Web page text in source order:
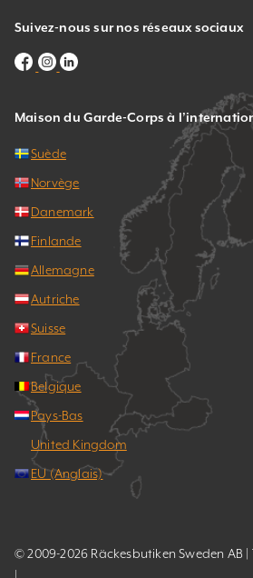
Suivez-nous sur nos réseaux sociaux
Maison du Garde-Corps à
Suède
Norvège
Danemark
Finlande
Allemagne
Autriche
Suisse
France
Belgique
Pays-Bas
United Kingdom
EU (Anglais)
© 2009-2026 Räckesbutiken Sweden AB |